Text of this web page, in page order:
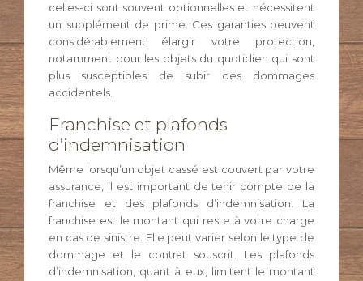
celles-ci sont souvent optionnelles et nécessitent
un supplément de prime. Ces garanties peuvent
considérablement élargir votre protection,
notamment pour les objets du quotidien qui sont
plus susceptibles de subir des dommages
accidentels.
Franchise et plafonds
d’indemnisation
Même lorsqu’un objet cassé est couvert par votre
assurance, il est important de tenir compte de la
franchise et des plafonds d’indemnisation. La
franchise est le montant qui reste à votre charge
en cas de sinistre. Elle peut varier selon le type de
dommage et le contrat souscrit. Les plafonds
d’indemnisation, quant à eux, limitent le montant